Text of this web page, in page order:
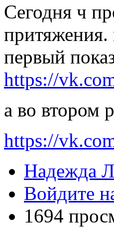
Сегодня ч
первый
https://
а во втором
https://
Надежда
Войдите
1694